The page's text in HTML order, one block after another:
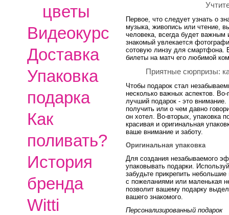
цветы
Видеокурс
Доставка
Упаковка
подарка
Как
поливать?
История
бренда
Witti
Первое, что следует узнать о
музыка, живопись или чтение,
человека, всегда будет
знакомый увлекается
сотовую линзу для смартфона.
билеты на матч его любимой
Приятные сюрпризы:
Чтобы подарок стал
несколько важных аспектов.
лучший подарок - это
получить или о чем давно
он хотел. Во-вторых, упаковка
красивая и оригинальная
ваше внимание и заботу.
Оригинальная упаковка
Для создания незабываемого
упаковывать подарки.
забудьте прикрепить
с пожеланиями или маленькая
позволит вашему подарку
вашего знакомого.
Персонализированный подарок